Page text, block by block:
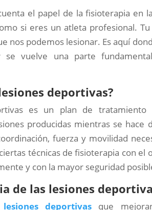
el papel de la fisioterapia en
si eres un atleta profesional.
nos podemos lesionar. Es aquí
se vuelve una parte
deportivas?
es un plan de tratamiento
producidas mientras se hace
fuerza y movilidad
técnicas de fisioterapia con el
y con la mayor seguridad
de las lesiones
lesiones deportivas que